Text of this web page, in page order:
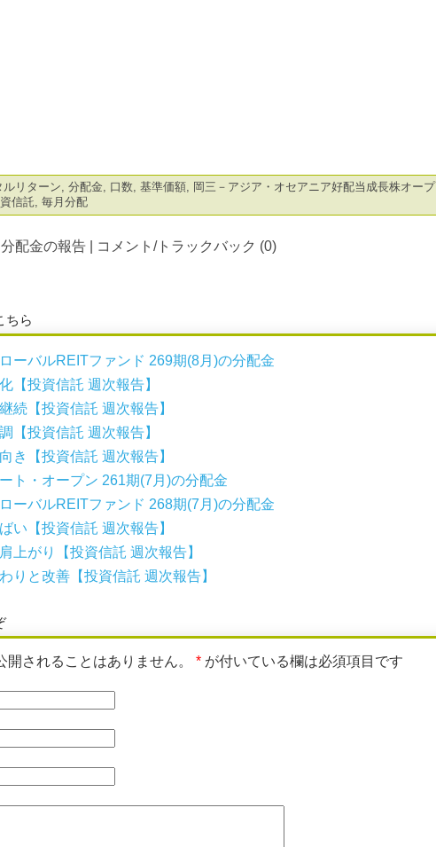
ルリターン, 分配金, 口数, 基準価額, 岡三－アジア・オセアニア好配当成長株オープ
信託, 毎月分配
分配金の報告 コメント/トラックバック (0)
ちら
ーバルREITファンド 269期(8月)の分配金
【投資信託 週次報告】
続【投資信託 週次報告】
【投資信託 週次報告】
き【投資信託 週次報告】
ト・オープン 261期(7月)の分配金
ーバルREITファンド 268期(7月)の分配金
い【投資信託 週次報告】
上がり【投資信託 週次報告】
りと改善【投資信託 週次報告】
開されることはありません。 * が付いている欄は必須項目です